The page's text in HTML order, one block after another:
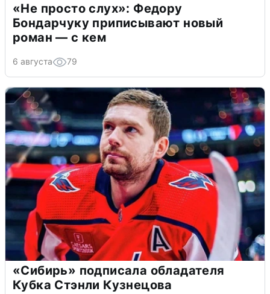
«Не просто слух»: Федору
Бондарчуку приписывают новый
роман — с кем
6 августа 79
«Сибирь» подписала обладателя
Кубка Стэнли Кузнецова